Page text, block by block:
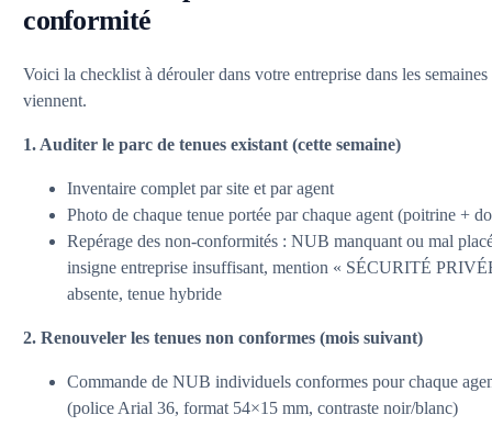
conformité
Voici la checklist à dérouler dans votre entreprise dans les
viennent.
1. Auditer le parc de tenues existant (cette semaine)
Inventaire complet par site et par agent
Photo de chaque tenue portée par chaque agent (poitrine +
Repérage des non-conformités : NUB manquant ou mal
insigne entreprise insuffisant, mention « SÉCURITÉ
absente, tenue hybride
2. Renouveler les tenues non conformes (mois suivant)
Commande de NUB individuels conformes pour chaque
(police Arial 36, format 54×15 mm, contraste noir/blanc)